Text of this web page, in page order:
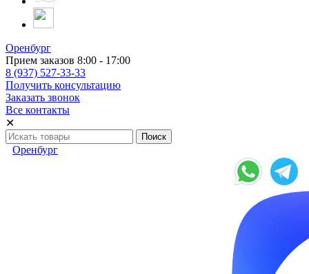
Оренбург
Прием заказов 8:00 - 17:00
8 (937) 527-33-33
Получить консультацию
Заказать звонок
Все контакты
✕
Оренбург